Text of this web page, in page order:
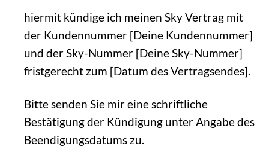
hiermit kündige ich meinen Sky Vertrag mit
der Kundennummer [Deine Kundennummer]
und der Sky-Nummer [Deine Sky-Nummer]
fristgerecht zum [Datum des Vertragsendes].
Bitte senden Sie mir eine schriftliche
Bestätigung der Kündigung unter Angabe des
Beendigungsdatums zu.